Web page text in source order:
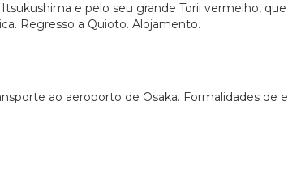
e pelo seu grande Torii vermelho,
Regresso a Quioto. Alojamento.
ao aeroporto de Osaka. Formalidades